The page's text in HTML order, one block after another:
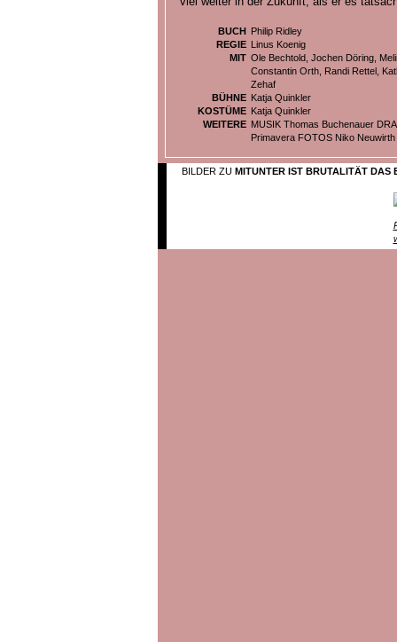
BUCH Philip Ridley
REGIE Linus Koenig
MIT Ole Bechtold, Jochen Döring,
Constantin Orth, Randi Rettel,
Zehaf
BÜHNE Katja Quinkler
KOSTÜME Katja Quinkler
WEITERE MUSIK Thomas Buchenauer
Primavera FOTOS Niko Neuwirth
BILDER ZU MITUNTER IST BRUTALITÄT DAS